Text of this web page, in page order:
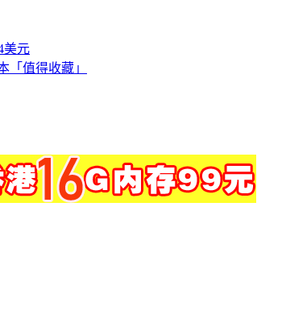
美元
「值得收藏」